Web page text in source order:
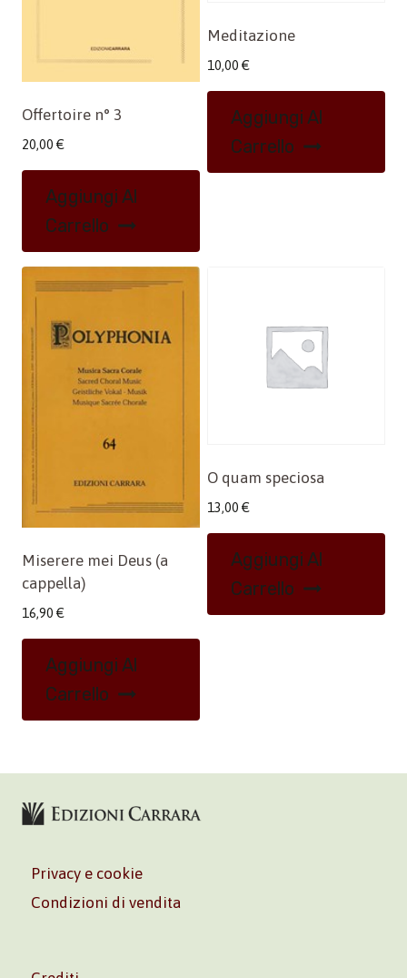
Offertoire n° 3
20,00 €
Aggiungi Al
Carrello
Meditazione
10,00 €
Aggiungi Al
Carrello
Miserere mei Deus (a
cappella)
16,90 €
Aggiungi Al
Carrello
O quam speciosa
13,00 €
Aggiungi Al
Carrello
Privacy e cookie
Condizioni di vendita